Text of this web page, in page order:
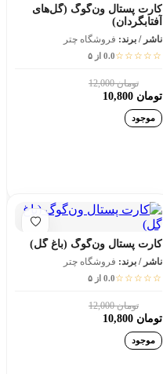
کارت پستال ون‌گوگ (گل‌های
آفتابگردان)
ناشر / برند: فروشگاه چتر
☆☆☆☆☆0.0 از ۵
تومان 12,000
تومان 10,800
موجود
کارت پستال ون‌گوگ (باغ گل)
ناشر / برند: فروشگاه چتر
☆☆☆☆☆0.0 از ۵
تومان 12,000
تومان 10,800
موجود